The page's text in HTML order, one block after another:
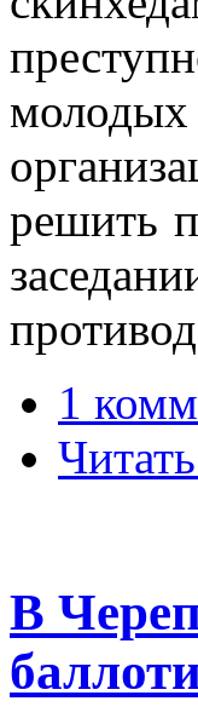
решить
1
В